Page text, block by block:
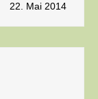
22. Mai 2014